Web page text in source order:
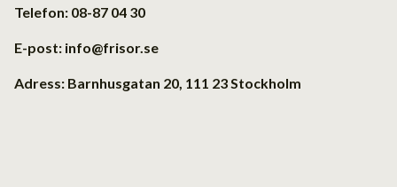
Telefon: 08-87 04 30
E-post: info@frisor.se
Adress: Barnhusgatan 20, 111 23 Stockholm